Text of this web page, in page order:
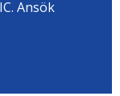
Ansök